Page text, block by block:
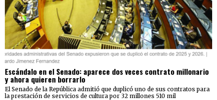
Escándalo en el Senado: aparece dos veces contrato millonario
y ahora quieren borrarlo
El Senado de la República admitió que duplicó uno de sus contratos para
la prestación de servicios de cultura por 32 millones 510 mil